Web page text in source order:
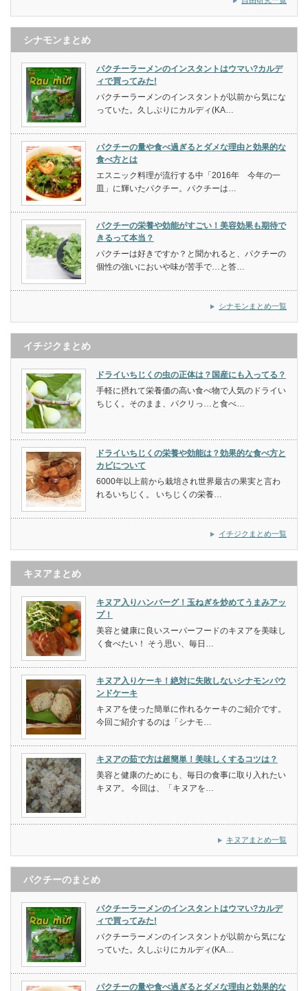
シナモンまとめ
パクチーラーメンのインスタントはウマい?カルデ
ィで買ってみた!
パクチーラーメンのインスタントが以前から気にな
っていた。久しぶりにカルディ(KA…
パクチーの量や食べ過ぎるとダメな理由と効果的な
食べ方とは
エスニック料理が流行する中「2016年 今年の一
皿」に輝いたパクチー。パクチーは…
パクチーの栄養や効能がすごい！美容効果も期待で
きるって本当？
パクチーは好きですか？と聞かれると、パクチーの
個性の強いにおいや味が苦手で…と答…
シナモンまとめ一覧
イチジクまとめ
ドライいちじくの虫の正体は？国産にも入ってる？
手軽に摂れて栄養価の高い食べ物で人気のドライい
ちじく。そのまま、パクリっ…と食べ…
ドライいちじくの栄養や効能は？効果的な食べ方と
カビについて
6000年以上前から栽培され世界最古の果実と言わ
れるいちじく。 いちじくの栄養…
イチジクまとめ一覧
キヌアまとめ
キヌア入りハンバーグ！玉ねぎを炒めてうまみアッ
プ！
美容と健康に良いスーパーフードのキヌアを美味し
く食べたい！ そう思い、毎日…
キヌア入りケーキ！絶対に失敗しないシナモンパウ
ンドケーキ
キヌアを使った簡単に作れるケーキのご紹介です。
今回ご紹介するのは「シナモ…
キヌアの茹で方は超簡単！美味しくするコツは？
美容と健康のためにも、毎日の食事に取り入れたい
キヌア。 今回は、「キヌアを…
キヌアまとめ一覧
パクチーのまとめ
パクチーラーメンのインスタントはウマい?カルデ
ィで買ってみた!
パクチーラーメンのインスタントが以前から気にな
っていた。久しぶりにカルディ(KA…
パクチーの量や食べ過ぎるとダメな理由と効果的な